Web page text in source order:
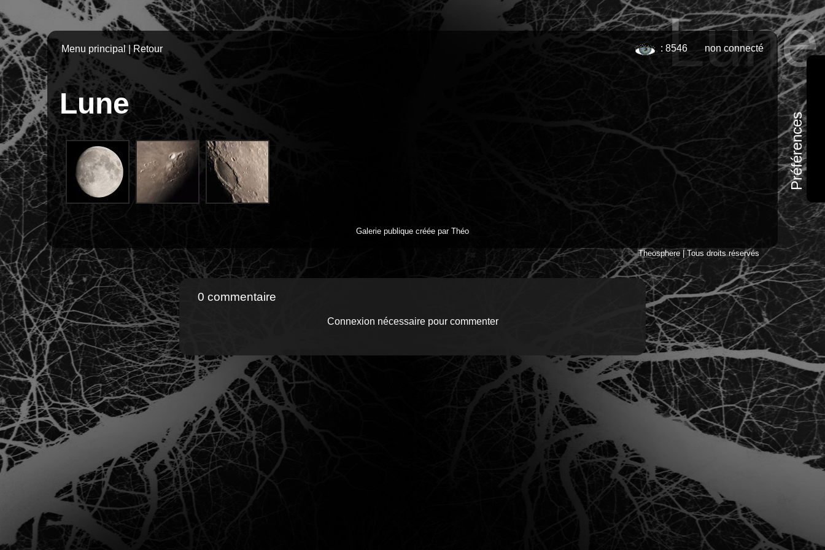
Lune
Menu principal|Retour : 8546 non connecté
Lune
Galerie publique créée par Théo
Theosphere | Tous droits réservés
0 commentaire
Connexion nécessaire pour commenter
Préférences